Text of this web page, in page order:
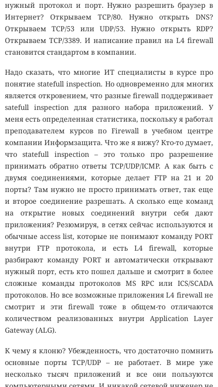
нужный протокол и порт. Нужно разрешить браузер в
Интернет? Открываем TCP/80. Нужно открыть DNS?
Открываем TCP/53 или UDP/53. Нужно открыть RDP?
Открываем TCP/3389. И написание правил на L4 firewall
становится стандартом в компании.
Надо сказать, что многие ИТ специалисты в курсе про
понятие statefull inspection. Но одновременно для многих
является откровением, что разные firewall поддерживает
satefull inspection для разного набора приложений. У
меня есть определенная статистика, поскольку я работал
преподавателем курсов по Firewall в учебном центре
компании Информзащита. Что же я вижу? Кто-то думает,
что statefull inspection – это только про разрешение
принимать обратно ответы TCP/UDP/ICMP. А как быть с
двумя соединениями, которые делает FTP на 21 и 20
порты? Там нужно не просто принимать ответ, так еще
и второе соединение разрешать. А сколько еще команд
на открытие новых соединений внутри себя дают
приложения? Резюмируя, в сетях сейчас используются и
обычные access list, которые не понимают команду PORT
внутри FTP протокола, и есть L4 firewall, которые
разбирают команду PORT и автоматически открывают
нужный порт, есть кто пошел дальше и смотрит в более
сложные команды протоколов MS RPC или ICS/SCADA
протоколов. Но все возможные приложения L4 firewall не
смотрит и эти firewall тоже в общем-то отличаются
количеством реализованных внутри Application Layer
Gateway (ALG).
К чему я клоню? Убежденность, что достаточно помнить
основные порты TCP/UDP – не работает. В мире уже
несколько тысяч приложений и все они пользуются